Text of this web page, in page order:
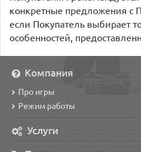
конкретные предложения с
если Покупатель выбирает
особенностей,
Компания
Про игры
Режим работы
Услуги